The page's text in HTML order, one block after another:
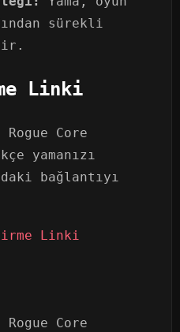
sürekli
Linki
Core
yamanızı
bağlantıyı
Linki
Core